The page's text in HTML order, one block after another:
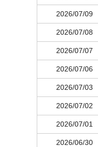
2026/07/09
2026/07/08
2026/07/07
2026/07/06
2026/07/03
2026/07/02
2026/07/01
2026/06/30